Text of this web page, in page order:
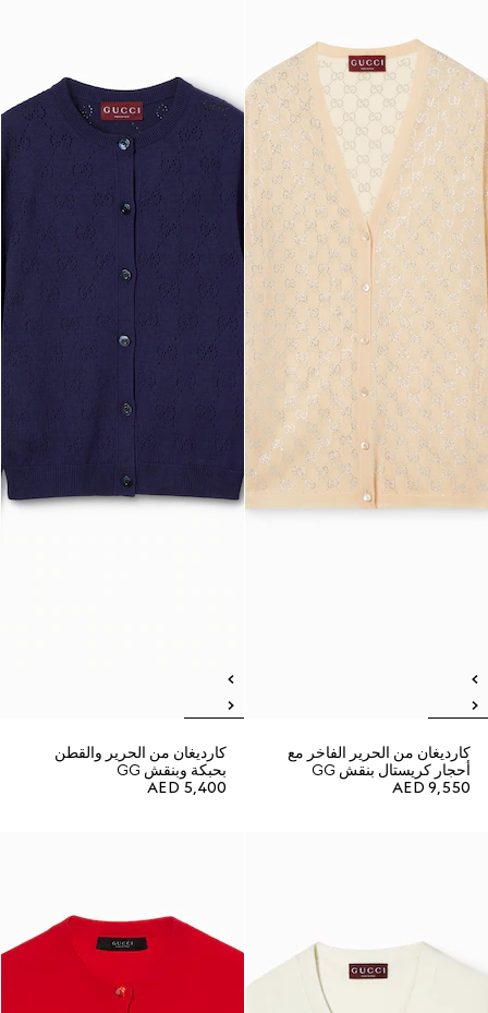
كارديغان من الحرير الفاخر مع
أحجار كريستال بنقش GG
AED 9,550
كارديغان من الحرير والقطن
بحبكة وبنقش GG
AED 5,400